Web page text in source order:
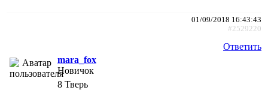
01/09/2018 16:43:43
#2529220
Ответить
mara_fox
Новичок
8 Тверь